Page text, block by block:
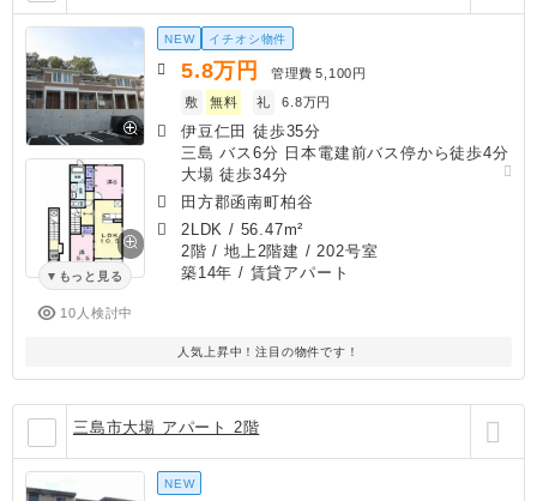
もっと見る
10人検討中
NEW イチオシ物件
5.8万円 管理費 5,100円
敷
無料 礼 6.8万円
伊豆仁田 徒歩35分
三島 バス6分 日本電建前バス停から徒歩4分
大場 徒歩34分
田方郡函南町柏谷
2LDK / 56.47m²
2階 / 地上2階建 / 202号室
築14年 / 賃貸アパート
人気上昇中！注目の物件です！
三島市大場 アパート 2階
NEW